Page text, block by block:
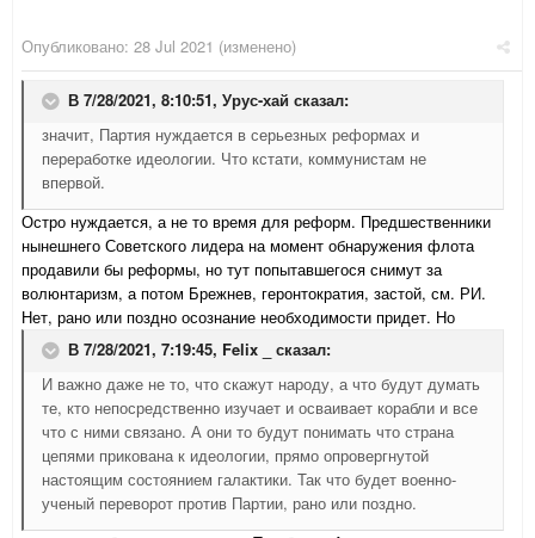
Опубликовано: 28 Jul 2021 (изменено)
В 7/28/2021, 8:10:51, Урус-хай сказал:
значит, Партия нуждается в серьезных реформах и
переработке идеологии. Что кстати, коммунистам не
впервой.
Остро нуждается, а не то время для реформ. Предшественники
нынешнего Советского лидера на момент обнаружения флота
продавили бы реформы, но тут попытавшегося снимут за
волюнтаризм, а потом Брежнев, геронтократия, застой, см. РИ.
Нет, рано или поздно осознание необходимости придет. Но
В 7/28/2021, 7:19:45, Felix _
сказал:
И важно даже не то, что скажут народу, а что будут думать
те, кто непосредственно изучает и осваивает корабли и все
что с ними связано. А они то будут понимать что страна
цепями прикована к идеологии, прямо опровергнутой
настоящим состоянием галактики. Так что будет военно-
ученый переворот против Партии, рано или поздно.